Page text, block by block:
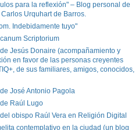
para la reflexión" – Blog personal de
Urquhart de Barros.
Indebidamente tuyo"
Scriptorium
Jesús Donaire (acompañamiento y
en favor de las personas creyentes
de sus familiares, amigos, conocidos,
José Antonio Pagola
Raúl Lugo
obispo Raúl Vera en Religión Digital
contemplativo en la ciudad (un blog